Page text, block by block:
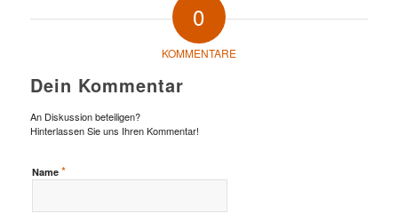
0
KOMMENTARE
Dein Kommentar
An Diskussion beteiligen?
Hinterlassen Sie uns Ihren Kommentar!
Name *